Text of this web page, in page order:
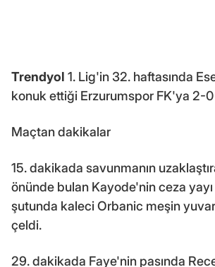
Trendyol 1. Lig'in 32. haftasında
konuk ettiği Erzurumspor FK'ya 2-
Maçtan dakikalar
15. dakikada savunmanın
önünde bulan Kayode'nin ceza
şutunda kaleci Orbanic meşin
çeldi.
29. dakikada Faye'nin pasında